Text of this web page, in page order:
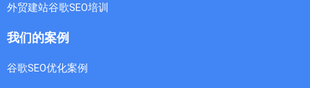
外贸建站谷歌SEO培训
我们的案例
谷歌SEO优化案例